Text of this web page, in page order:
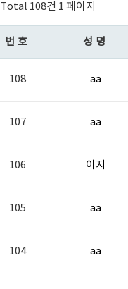
Total 108건 1 페이지
번호 성명
108 aa
107 aa
106 이지
105 aa
104 aa